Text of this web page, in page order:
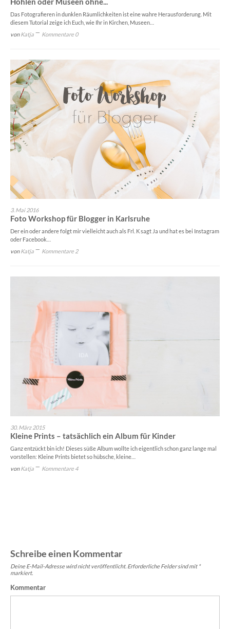
Das Fotografieren in dunklen Räumlichkeiten ist eine wahre Herausforderung. Mit
diesem Tutorial zeige ich Euch, wie Ihr in Kirchen, Museen…
vonKatja Kommentare 0
3. Mai 2016
Foto Workshop für Blogger in Karlsruhe
Der ein oder andere folgt mir vielleicht auch als Frl. K sagt Ja und hat es bei Instagram
oder Facebook…
vonKatja Kommentare 2
30. März 2015
Kleine Prints – tatsächlich ein Album für Kinder
Ganz entzückt bin ich! Dieses süße Album wollte ich eigentlich schon ganz lange mal
vorstellen: Kleine Prints bietet so hübsche, kleine…
vonKatja Kommentare 4
Schreibe einen Kommentar
Deine E-Mail-Adresse wird nicht veröffentlicht. Erforderliche Felder sind mit *
markiert.
Kommentar